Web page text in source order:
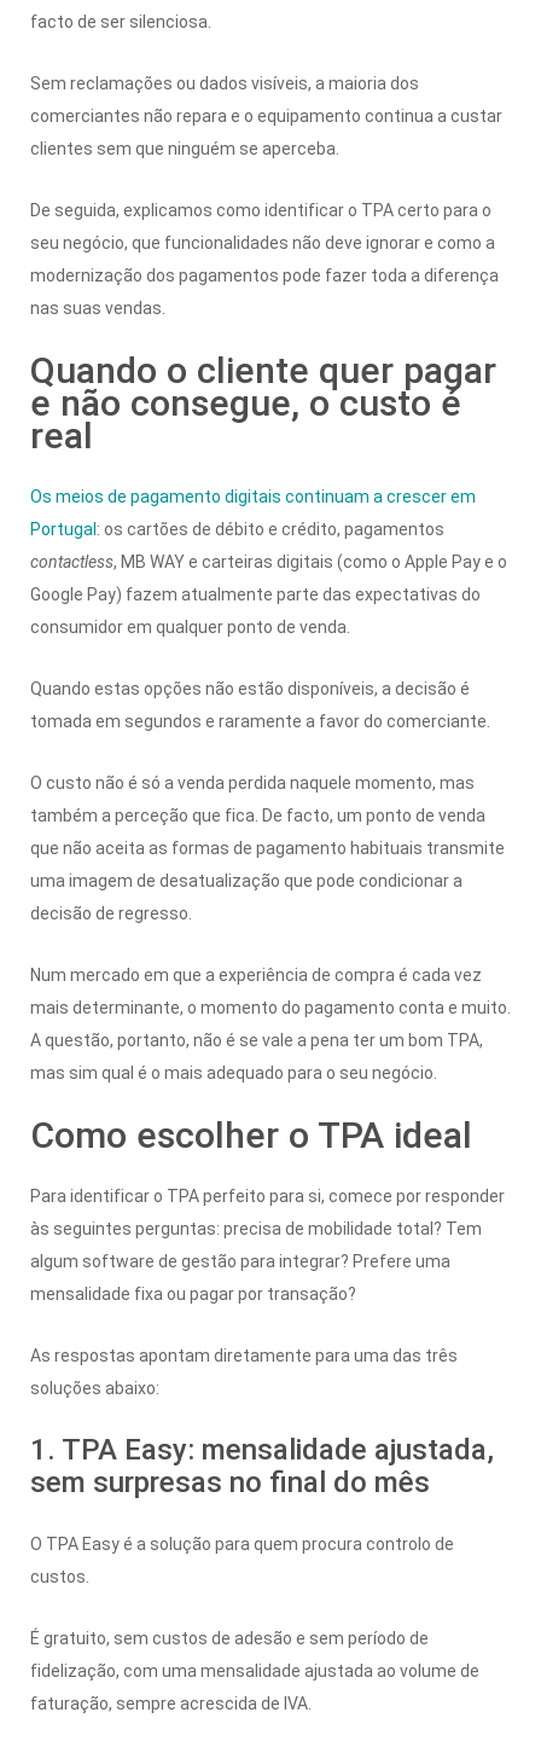
facto de ser silenciosa.
Sem reclamações ou dados visíveis, a maioria dos
comerciantes não repara e o equipamento continua a custar
clientes sem que ninguém se aperceba.
De seguida, explicamos como identificar o TPA certo para o
seu negócio, que funcionalidades não deve ignorar e como a
modernização dos pagamentos pode fazer toda a diferença
nas suas vendas.
Quando o cliente quer pagar
e não consegue, o custo é
real
Os meios de pagamento digitais continuam a crescer em
Portugal : os cartões de débito e crédito, pagamentos
contactless, MB WAY e carteiras digitais (como o Apple Pay e o
Google Pay) fazem atualmente parte das expectativas do
consumidor em qualquer ponto de venda.
Quando estas opções não estão disponíveis, a decisão é
tomada em segundos e raramente a favor do comerciante.
O custo não é só a venda perdida naquele momento, mas
também a perceção que fica. De facto, um ponto de venda
que não aceita as formas de pagamento habituais transmite
uma imagem de desatualização que pode condicionar a
decisão de regresso.
Num mercado em que a experiência de compra é cada vez
mais determinante, o momento do pagamento conta e muito.
A questão, portanto, não é se vale a pena ter um bom TPA,
mas sim qual é o mais adequado para o seu negócio.
Como escolher o TPA ideal
Para identificar o TPA perfeito para si, comece por responder
às seguintes perguntas: precisa de mobilidade total? Tem
algum software de gestão para integrar? Prefere uma
mensalidade fixa ou pagar por transação?
As respostas apontam diretamente para uma das três
soluções abaixo:
1. TPA Easy: mensalidade ajustada,
sem surpresas no final do mês
O TPA Easy é a solução para quem procura controlo de
custos.
É gratuito, sem custos de adesão e sem período de
fidelização, com uma mensalidade ajustada ao volume de
faturação, sempre acrescida de IVA.